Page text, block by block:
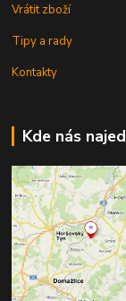
Vrátit zboží
Tipy a rady
Kontakty
Kde nás